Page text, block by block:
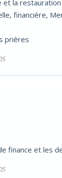
et la
financière,
prières
finance et les